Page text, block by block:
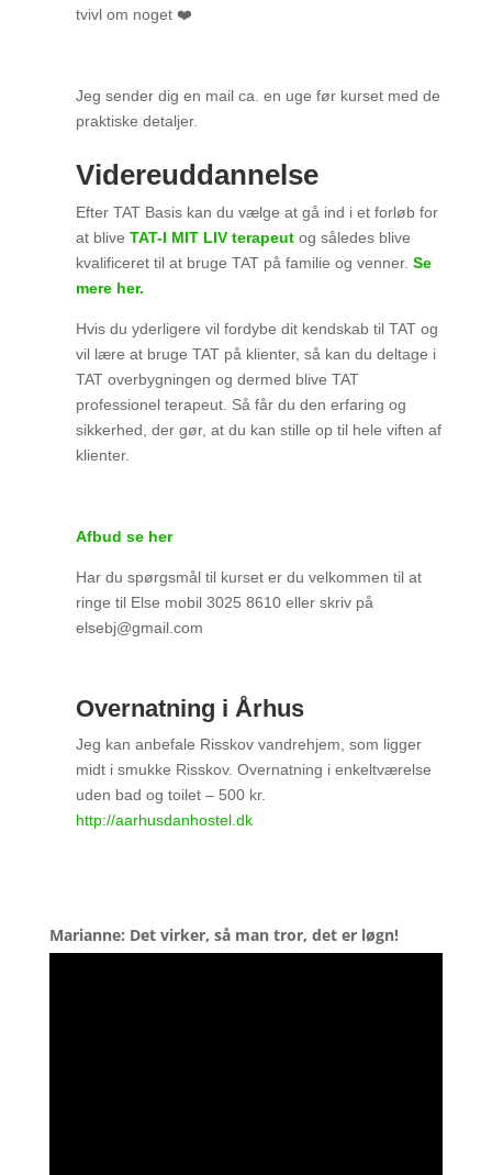
tvivl om noget ❤️
Jeg sender dig en mail ca. en uge før kurset med de
praktiske detaljer.
Videreuddannelse
Efter TAT Basis kan du vælge at gå ind i et forløb for
at blive TAT-I MIT LIV terapeutog således blive
kvalificeret til at bruge TAT på familie og venner. Se
mere her.
Hvis du yderligere vil fordybe dit kendskab til TAT og
vil lære at bruge TAT på klienter, så kan du deltage i
TAT overbygningen og dermed blive TAT
professionel terapeut. Så får du den erfaring og
sikkerhed, der gør, at du kan stille op til hele viften af
klienter.
Afbud se her
Har du spørgsmål til kurset er du velkommen til at
ringe til Else mobil 3025 8610 eller skriv på
elsebj@gmail.com
Overnatning i Århus
Jeg kan anbefale Risskov vandrehjem, som ligger
midt i smukke Risskov. Overnatning i enkeltværelse
uden bad og toilet – 500 kr.
http://aarhusdanhostel.dk
Marianne: Det virker, så man tror, det er løgn!